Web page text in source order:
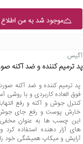
موجود شد به من اطلاع
آگیس
پد ترمیم کننده و ضد آکنه صورت
پد ترمیم کننده و ضد آکنه
فوق العاده کاربردی و با
کنترل جوش و آکنه و رفع
خارش پوست و رفع جای جوش
این چسب ها به عنوان
های آزار دهنده استفاده
آرایش و میکاپ همیشگی خود را